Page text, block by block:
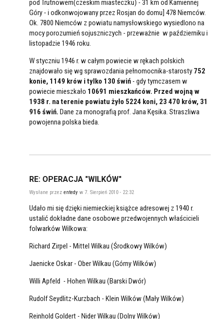
pod Trutnowem(czeskim miasteczku) - 31 km od Kamiennej
Góry - i odkonwojowany przez Rosjan do domu] 478 Niemców.
Ok. 7800 Niemców z powiatu namysłowskiego wysiedlono na
mocy porozumień sojuszniczych - przeważnie w październiku i
listopadzie 1946 roku.
W styczniu 1946 r. w całym powiecie w rękach polskich
znajdowało się wg sprawozdania pełnomocnika-starosty 752
konie, 1149 krów i tylko 130 świń - gdy tymczasem w
powiecie mieszkało 10691 mieszkańców. Przed wojną w
1938 r. na terenie powiatu żyło 5224 koni, 23 470 krów, 31
916 świń. Dane za monografią prof. Jana Kęsika. Straszliwa
powojenna polska bieda.
RE: OPERACJA "WILKÓW"
Wysłane przez entedy w 7. Sierpień 2010 - 22:32
Udało mi się dzięki niemieckiej książce adresowej z 1940 r.
ustalić dokładne dane osobowe przedwojennych właścicieli
folwarków Wilkowa:
Richard Zirpel - Mittel Wilkau (Środkowy Wilków)
Jaenicke Oskar - Ober Wilkau (Górny Wilków)
Willi Apfeld - Hohen Wilkau (Barski Dwór)
Rudolf Seydlitz-Kurzbach - Klein Wilków (Mały Wilków)
Reinhold Goldert - Nider Wilkau (Dolny Wilków)